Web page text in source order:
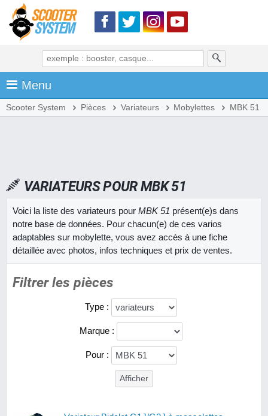
Menu
Scooter System Pièces Variateurs Mobylettes MBK 51
VARIATEURS POUR MBK 51
Voici la liste des variateurs pour MBK 51 présent(e)s dans
notre base de données. Pour chacun(e) de ces varios
adaptables sur mobylette, vous avez accès à une fiche
détaillée avec photos, infos techniques et prix de ventes.
Filtrer les pièces
Type :
Marque :
Pour :